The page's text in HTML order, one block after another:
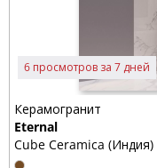
6 просмотров за 7 дней
Керамогранит
Eternal
Cube Ceramica (Индия)